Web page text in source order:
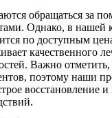
обращаться за
Однако, в нашей
по доступным
качественного
Важно
поэтому наши
восстановление